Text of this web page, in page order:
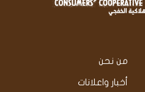
من نحن
أخبار واعلانات